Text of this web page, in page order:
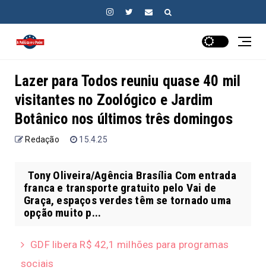
Lazer para Todos reuniu quase 40 mil
visitantes no Zoológico e Jardim
Botânico nos últimos três domingos
Redação 15.4.25
Tony Oliveira/Agência Brasília Com entrada
franca e transporte gratuito pelo Vai de
Graça, espaços verdes têm se tornado uma
opção muito p...
GDF libera R$ 42,1 milhões para programas
sociais